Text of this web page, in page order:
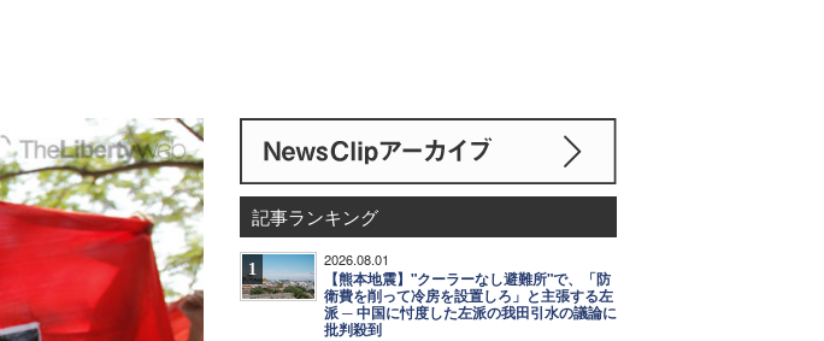
記事ランキング
1 2026.08.01
【熊本地震】"クーラーなし避難所"で、「防
衛費を削って冷房を設置しろ」と主張する左
派 ─ 中国に忖度した左派の我田引水の議論に
批判殺到